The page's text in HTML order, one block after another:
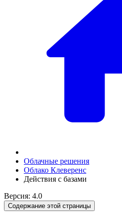
Облачные решения
Облако Клеверенс
Действия с базами
Версия: 4.0
Содержание этой страницы